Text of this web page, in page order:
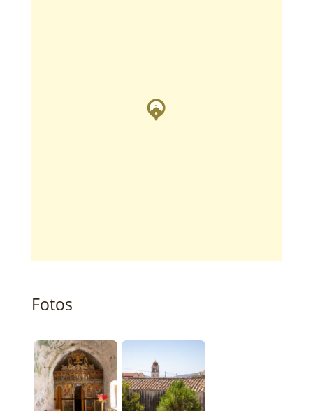
Fotos